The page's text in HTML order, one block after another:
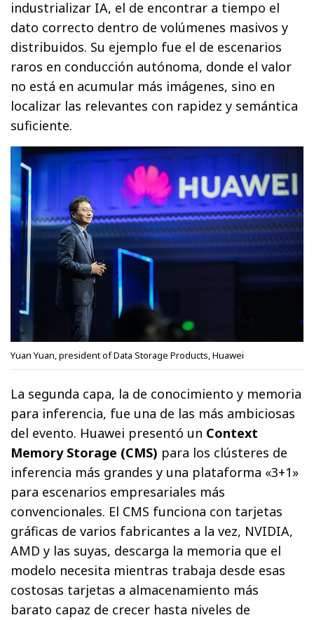
industrializar IA, el de encontrar a tiempo el
dato correcto dentro de volúmenes masivos y
distribuidos. Su ejemplo fue el de escenarios
raros en conducción autónoma, donde el valor
no está en acumular más imágenes, sino en
localizar las relevantes con rapidez y semántica
suficiente.
Yuan Yuan, president of Data Storage Products, Huawei
La segunda capa, la de conocimiento y memoria
para inferencia, fue una de las más ambiciosas
del evento. Huawei presentó un Context
Memory Storage (CMS) para los clústeres de
inferencia más grandes y una plataforma «3+1»
para escenarios empresariales más
convencionales. El CMS funciona con tarjetas
gráficas de varios fabricantes a la vez, NVIDIA,
AMD y las suyas, descarga la memoria que el
modelo necesita mientras trabaja desde esas
costosas tarjetas a almacenamiento más
barato capaz de crecer hasta niveles de